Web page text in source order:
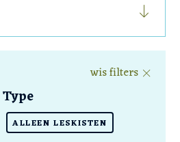
wis filters
Type
ALLEEN LESKISTEN